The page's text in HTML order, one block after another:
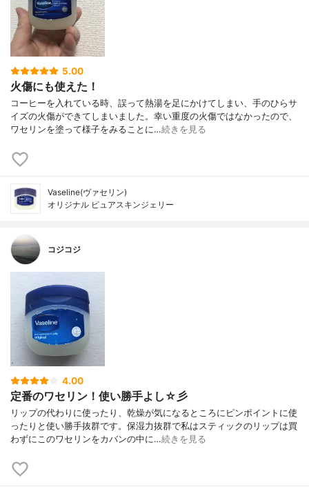
5.00
火傷にも使えた！
コーヒーを入れている時、誤って熱湯を足にかけてしまい、手のひらサ
イズの火傷ができてしまいました。幸い重度の火傷ではなかったので、
ワセリンを塗って様子をみることに…続きを見る
Vaseline(ヴァセリン)
オリジナル ピュアスキンジェリー
コジコジ
4.00
定番のワセリン！使い勝手よし☆彡
リップの代わりに使ったり、乾燥が気になるところにピンポイントに使
ったりと使い勝手抜群です。保湿力抜群で私はスティックのリップは買
わずにこのワセリンをカバンの中に…続きを見る